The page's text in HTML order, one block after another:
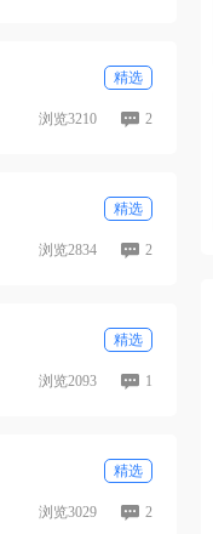
精选
浏览3210 2
精选
浏览2834 2
精选
浏览2093 1
精选
浏览3029 2